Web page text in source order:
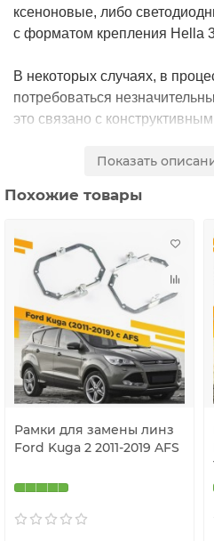
ксеноновые, либо
с форматом крепления Hella
В некоторых случаях, в
потребоваться
это связано с
реже с особенностью
Показать
Похожие товары
Рамки для замены линз
Ford Kuga 2 2011-2019 AFS